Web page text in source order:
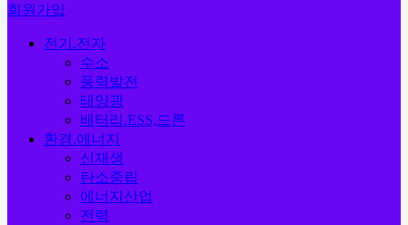
회원가입
전기.전자
수소
풍력발전
태양광
배터리.ESS,드론
환경.에너지
신재생
탄소중립
에너지산업
전력